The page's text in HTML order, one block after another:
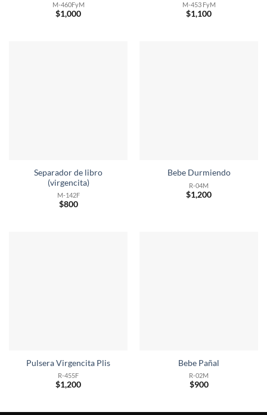
M-460FyM
$1,000
M-453 FyM
$1,100
Separador de libro
(virgencita)
M-142F
$800
Bebe Durmiendo
R-04M
$1,200
Pulsera Virgencita Plis
R-455F
$1,200
Bebe Pañal
R-02M
$900